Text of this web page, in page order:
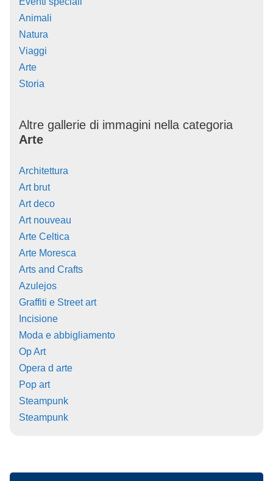
Animali
Natura
Viaggi
Arte
Storia
Altre gallerie di immagini nella categoria
Arte
Architettura
Art brut
Art deco
Art nouveau
Arte Celtica
Arte Moresca
Arts and Crafts
Azulejos
Graffiti e Street art
Incisione
Moda e abbigliamento
Op Art
Opera d arte
Pop art
Steampunk
Steampunk